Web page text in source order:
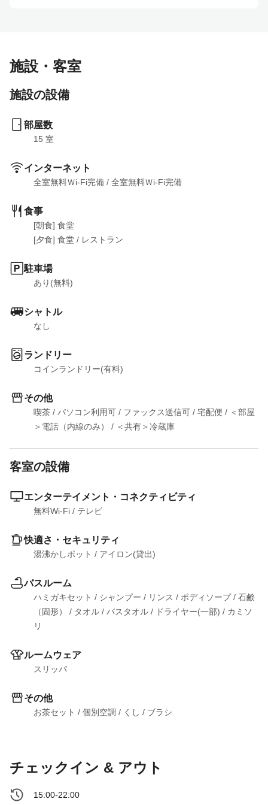
施設・客室
施設の設備
部屋数
15 室
インターネット
全室無料Ｗi-Fi完備 / 全室無料Ｗi-Fi完備
食事
[朝食] 食堂
[夕食] 食堂 / レストラン
駐車場
あり(無料)
シャトル
なし
ランドリー
コインランドリー(有料)
その他
喫茶 / パソコン利用可 / ファックス送信可 / 宅配便 / ＜部屋
＞電話（内線のみ）
/ ＜共有＞冷蔵庫
客室の設備
エンターテイメント・コネクティビティ
無料Wi-Fi / テレビ
快適さ・セキュリティ
湯沸かしポット / アイロン(貸出)
バスルーム
ハミガキセット / シャンプー / リンス / ボディソープ / 石鹸
（固形）
/ タオル / バスタオル / ドライヤー(一部) / カミソ
リ
ルームウェア
スリッパ
その他
お茶セット / 個別空調 / くし / ブラシ
チェックイン & アウト
15:00-22:00